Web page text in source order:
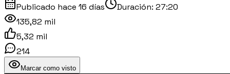
Publicado hace 16 días Duración: 27:20
135,82 mil
5,32 mil
214
Marcar como visto